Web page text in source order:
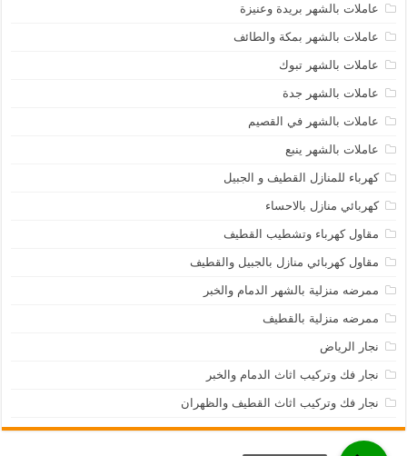
عاملات بالشهر بريدة وعنيزة
عاملات بالشهر بمكة والطائف
عاملات بالشهر تبوك
عاملات بالشهر جدة
عاملات بالشهر في القصيم
عاملات بالشهر ينبع
كهرباء للمنازل القطيف و الجبيل
كهربائي منازل بالاحساء
مقاول كهرباء وتشطيب القطيف
مقاول كهربائي منازل بالجبيل والقطيف
ممرضه منزلية بالشهر الدمام والخبر
ممرضه منزلية بالقطيف
نجار الرياض
نجار فك وتركيب اثاث الدمام والخبر
نجار فك وتركيب اثاث القطيف والظهران